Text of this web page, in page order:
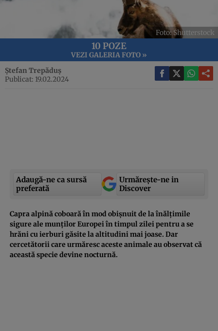
Foto: Shutterstock
10 POZE
VEZI GALERIA FOTO »
Ștefan Trepăduș
Publicat: 19.02.2024
Adaugă-ne ca sursă
preferată
Urmărește-ne in
Discover
Capra alpină coboară în mod obișnuit de la înălțimile
sigure ale munților Europei în timpul zilei pentru a se
hrăni cu ierburi găsite la altitudini mai joase. Dar
cercetătorii care urmăresc aceste animale au observat că
această specie devine nocturnă.